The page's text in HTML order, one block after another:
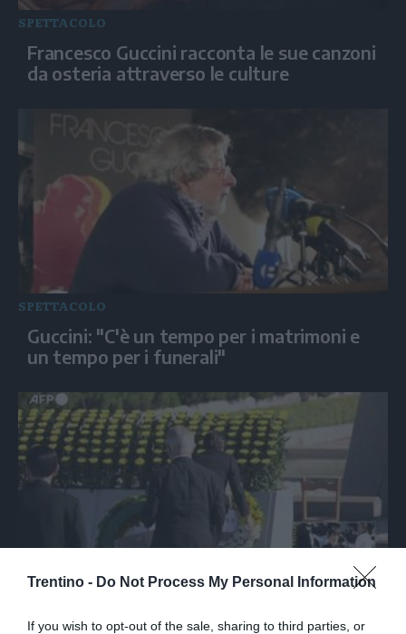
Trentino - Do Not Process My Personal Information
If you wish to opt-out of the sale, sharing to third parties, or
SPETTACOLO
Francesco Guccini racconta le sue canzoni
da osteria attraverso le culture
SPETTACOLO
Guccini: "C'è un tempo per i matrimoni e
un tempo per i funerali"
Hiroshima ricorda la tragedia della bomba